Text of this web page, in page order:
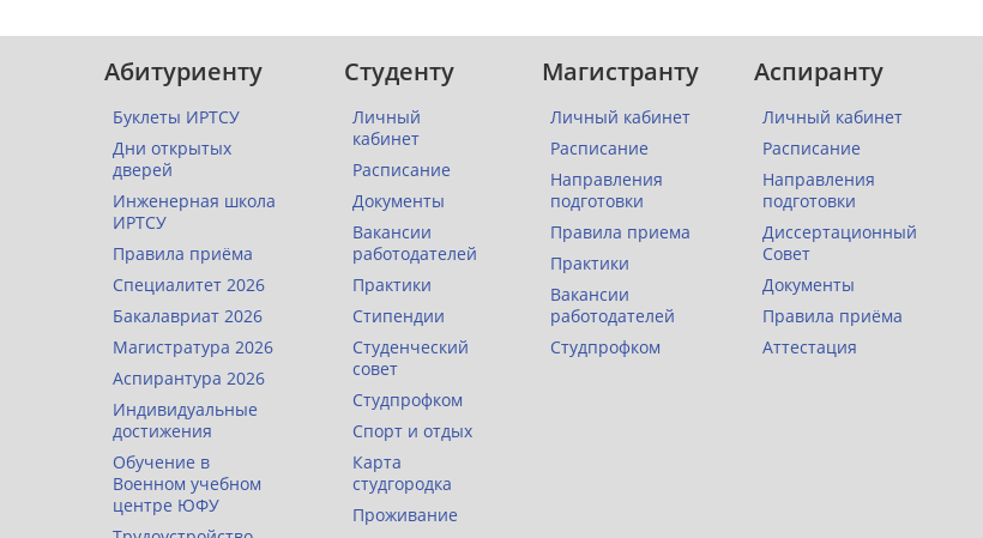
Абитуриенту
Буклеты ИРТСУ
Дни открытых
дверей
Инженерная школа
ИРТСУ
Правила приёма
Специалитет 2026
Бакалавриат 2026
Магистратура 2026
Аспирантура 2026
Индивидуальные
достижения
Обучение в
Военном учебном
центре ЮФУ
Студенту
Личный
кабинет
Расписание
Документы
Вакансии
работодателей
Практики
Стипендии
Студенческий
совет
Студпрофком
Спорт и отдых
Карта
студгородка
Проживание
Магистранту
Личный кабинет
Расписание
Направления
подготовки
Правила приема
Практики
Вакансии
работодателей
Студпрофком
Аспиранту
Личный кабинет
Расписание
Направления
подготовки
Диссертационный
Совет
Документы
Правила приёма
Аттестация